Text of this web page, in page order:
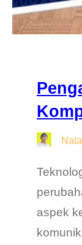
aspek